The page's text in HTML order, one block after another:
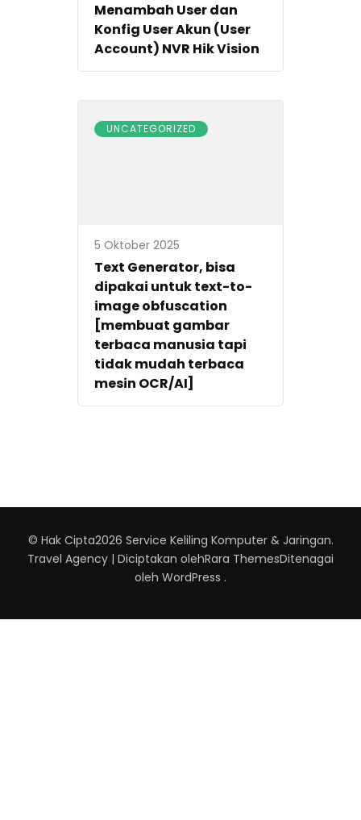
Menambah User dan
Konfig User Akun (User
Account) NVR Hik Vision
UNCATEGORIZED
5 Oktober 2025
Text Generator, bisa
dipakai untuk text-to-
image obfuscation
[membuat gambar
terbaca manusia tapi
tidak mudah terbaca
mesin OCR/AI]
© Hak Cipta2026 Service Keliling Komputer & Jaringan.
Travel Agency | Diciptakan olehRara ThemesDitenagai
oleh WordPress .